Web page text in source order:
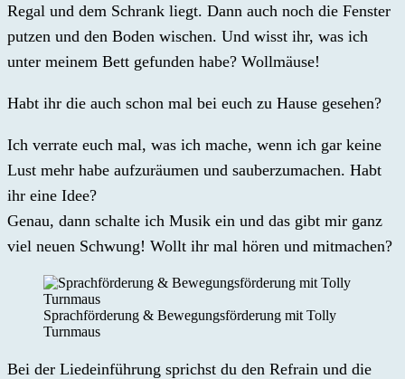
Regal und dem Schrank liegt. Dann auch noch die Fenster
putzen und den Boden wischen. Und wisst ihr, was ich
unter meinem Bett gefunden habe? Wollmäuse!
Habt ihr die auch schon mal bei euch zu Hause gesehen?
Ich verrate euch mal, was ich mache, wenn ich gar keine
Lust mehr habe aufzuräumen und sauberzumachen. Habt
ihr eine Idee?
Genau, dann schalte ich Musik ein und das gibt mir ganz
viel neuen Schwung! Wollt ihr mal hören und mitmachen?
Sprachförderung & Bewegungsförderung mit Tolly
Turnmaus
Bei der Liedeinführung sprichst du den Refrain und die